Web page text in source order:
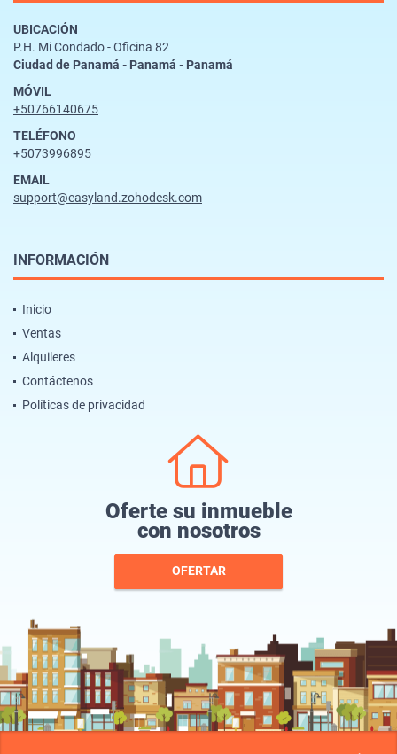
UBICACIÓN
P.H. Mi Condado - Oficina 82
Ciudad de Panamá - Panamá - Panamá
MÓVIL
+50766140675
TELÉFONO
+5073996895
EMAIL
support@easyland.zohodesk.com
INFORMACIÓN
Inicio
Ventas
Alquileres
Contáctenos
Políticas de privacidad
Oferte su inmueble
con nosotros
OFERTAR